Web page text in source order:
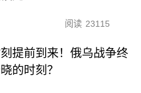
阅读 23115
提前到来！俄乌战争终
的时刻？